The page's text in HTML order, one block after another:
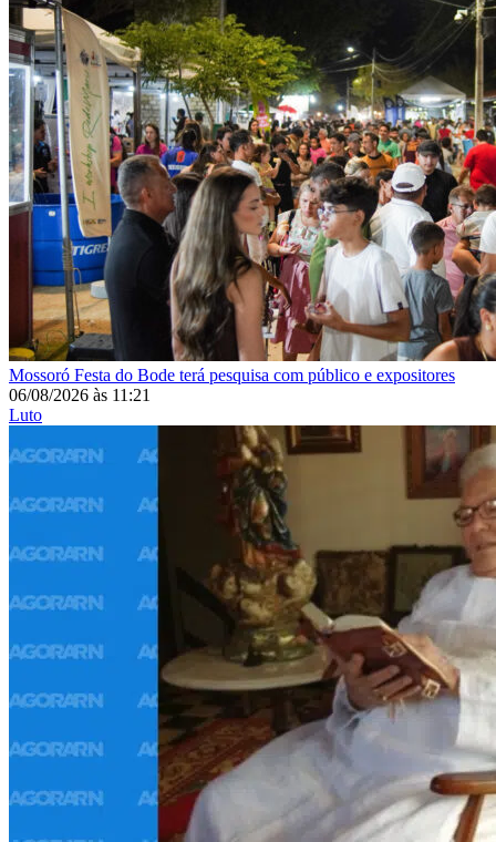
Mossoró Festa do Bode terá pesquisa com público e expositores
06/08/2026 às 11:21
Luto